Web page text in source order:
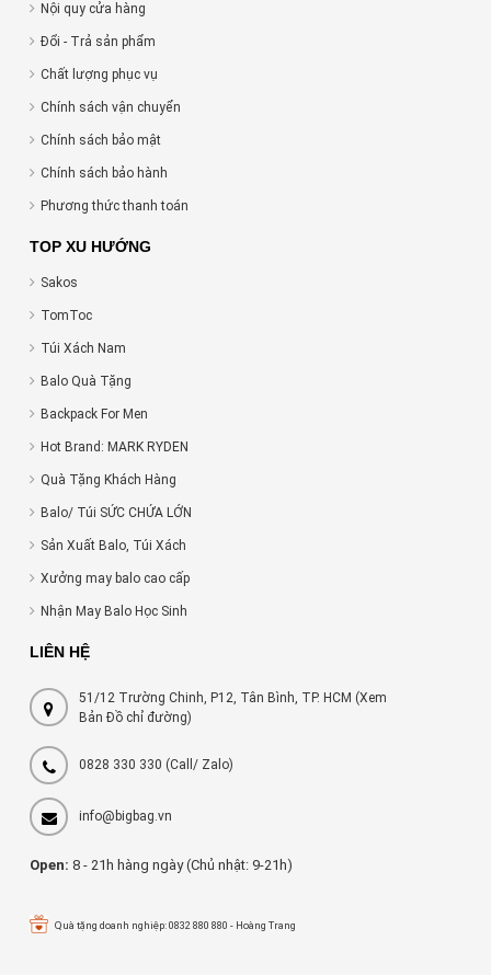
Nội quy cửa hàng
Đổi - Trả sản phẩm
Chất lượng phục vụ
Chính sách vận chuyển
Chính sách bảo mật
Chính sách bảo hành
Phương thức thanh toán
TOP XU HƯỚNG
Sakos
TomToc
Túi Xách Nam
Balo Quà Tặng
Backpack For Men
Hot Brand: MARK RYDEN
Quà Tặng Khách Hàng
Balo/ Túi SỨC CHỨA LỚN
Sản Xuất Balo, Túi Xách
Xưởng may balo cao cấp
Nhận May Balo Học Sinh
LIÊN HỆ
51/12 Trường Chinh, P12, Tân Bình, TP. HCM (Xem
Bản Đồ chỉ đường)
0828 330 330 (Call/ Zalo)
info@bigbag.vn
Open: 8 - 21h hàng ngày (Chủ nhật: 9-21h)
Quà tặng doanh nghiệp: 0832 880 880 - Hoàng Trang